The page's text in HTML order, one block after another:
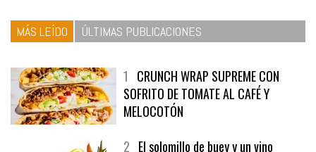
MÁS LEÍDO ÚLTIMAS PUBLICACIONES
1 CRUNCH WRAP SUPREME CON
SOFRITO DE TOMATE AL CAFÉ Y
MELOCOTÓN
2 El solomillo de buey y un vino